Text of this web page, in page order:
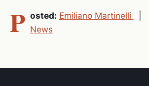
P osted: Emiliano Martinelli
News